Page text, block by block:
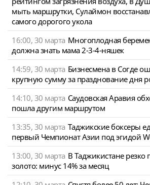
мыть маршрутки, Сулаймон
самого дорогого укола
16:00, 30 марта Многоплодная
должна знать мама 2-3-4-няшек
14:59, 30 марта Бизнесмена в Согде
крупную сумму за празднование дня
14:10, 30 марта Саудовская Аравия
пошла другим маршрутом
13:35, 30 марта Таджикские боксеры
первый Чемпионат Азии под эгидой
13:00, 30 марта В Таджикистане резко
золото: минус 14% за месяц